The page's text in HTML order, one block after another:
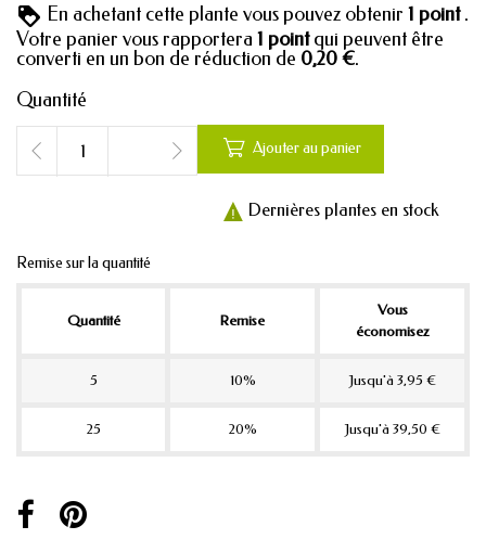
En achetant cette plante vous pouvez obtenir 1 point .
Votre panier vous rapportera 1 pointqui peuvent être
converti en un bon de réduction de 0,20 €.
Quantité
 Ajouter au panier
 Dernières plantes en stock
Remise sur la quantité
Quantité Remise
Vous
économisez
5 10% Jusqu'à 3,95 €
25 20% Jusqu'à 39,50 €